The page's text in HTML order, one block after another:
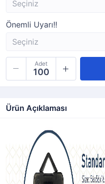
Önemli Uyarı!!
Adet
Ürün Açıklaması